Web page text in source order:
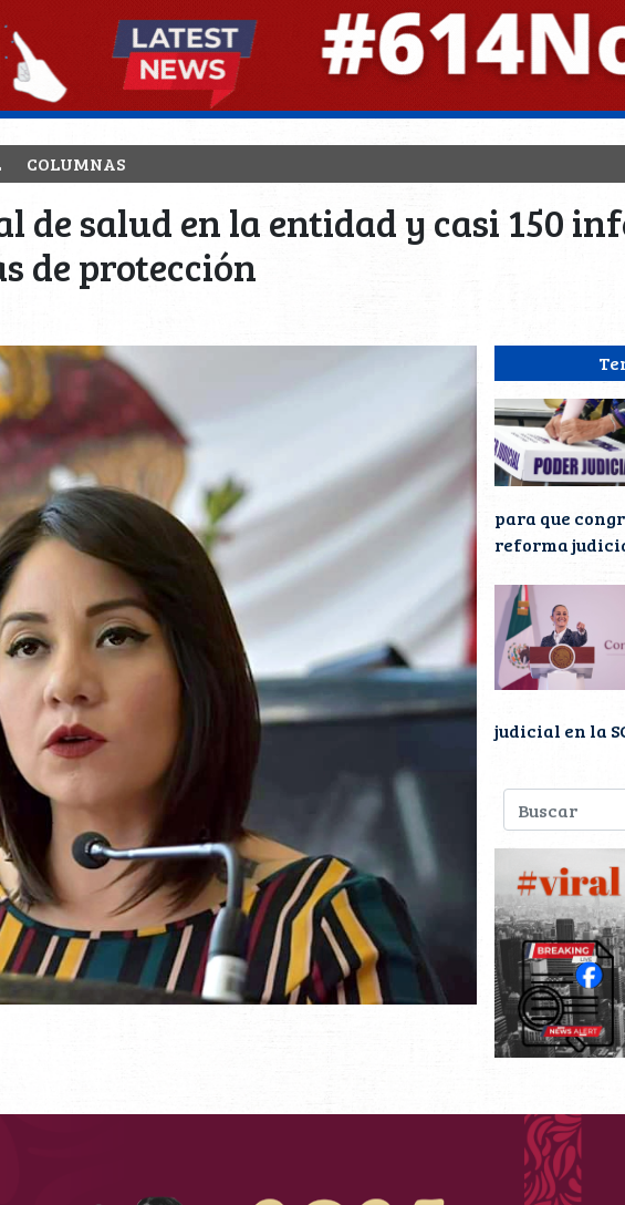
COLUMNAS
de salud en la entidad y casi 150
de protección
para que
reforma
judicial en la